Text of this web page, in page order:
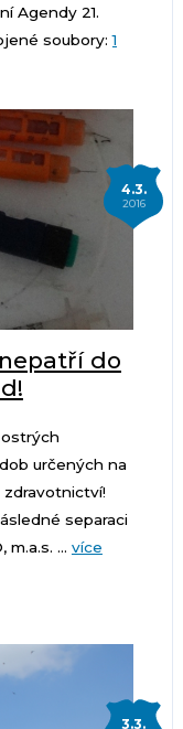
Agendy 21.
soubory:1
4.3.
2016
do
určených na
separaci
... více
3.3.